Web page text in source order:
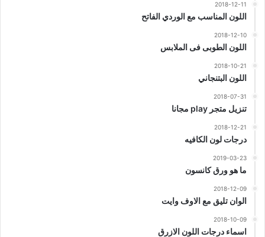
2018-12-11
اللون المناسب مع الوردي الفاتح
2018-12-10
اللون الطوبى فى الملابس
2018-10-21
اللون البتنجاني
2018-07-31
تنزيل متجر play مجانا
2018-12-21
درجات لون الكافيه
2019-03-23
ما هو ورق كانسون
2018-12-09
الوان تليق مع الاوف وايت
2018-10-09
اسماء درجات اللون الازرق